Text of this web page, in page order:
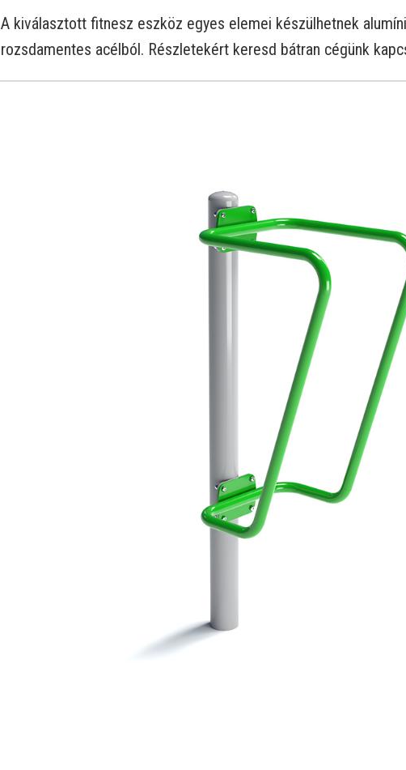
A kiválasztott fitnesz eszköz egyes elemei készülhetnek
rozsdamentes acélból. Részletekért keresd bátran cégünk